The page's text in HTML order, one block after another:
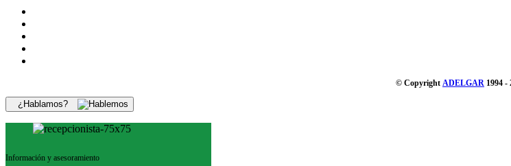
© Copyright ADELGAR 1994 -
¿Hablamos?
Información y asesoramiento